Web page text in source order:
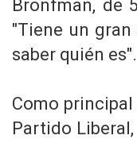
Bronfman, de
"Tiene un
saber quién es".
Como
Partido